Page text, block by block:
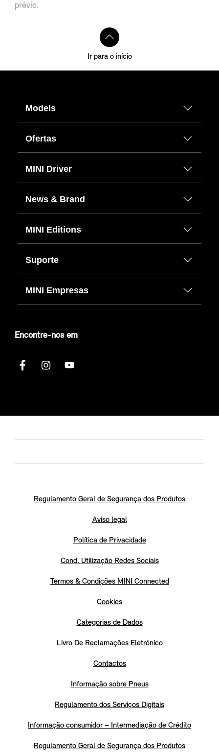
prévio.
Ir para o início
Models
Ofertas
MINI Driver
News & Brand
MINI Editions
Suporte
MINI Empresas
Encontre-nos em
Regulamento Geral de Segurança dos Produtos
Aviso legal
Política de Privacidade
Cond. Utilização Redes Sociais
Termos & Condições MINI Connected
Cookies
Categorias de Dados
Livro De Reclamações Eletrónico
Contactos
Informação sobre Pneus
Regulamento dos Serviços Digitais
Informação consumidor – Intermediação de Crédito
Regulamento Geral de Segurança dos Produtos